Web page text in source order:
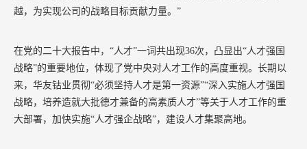
越，为实现公司的战略目标贡献力量。”
在党的二十大报告中， “人才”一词共出现36次，凸显出“人才强国
战略”的重要地位，体现了党中央对人才工作的高度重视。长期以
来，华友钴业贯彻“必须坚持人才是第一资源”“深入实施人才强国
战略，培养造就大批德才兼备的高素质人才”等关于人才工作的重
大部署，加快实施“人才强企战略”，建设人才集聚高地。